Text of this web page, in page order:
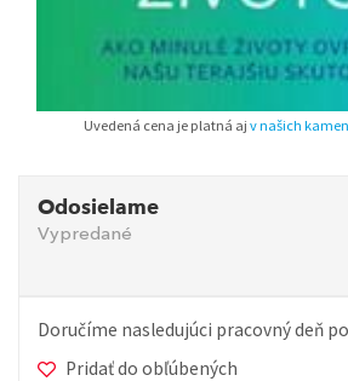
Uvedená cena je platná aj v našich
Odosielame
Vypredané
Doručíme nasledujúci pracovný deň
Pridať do obľúbených